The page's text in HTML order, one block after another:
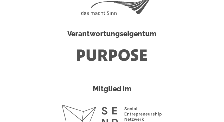
Verantwortungseigentum
Mitglied im